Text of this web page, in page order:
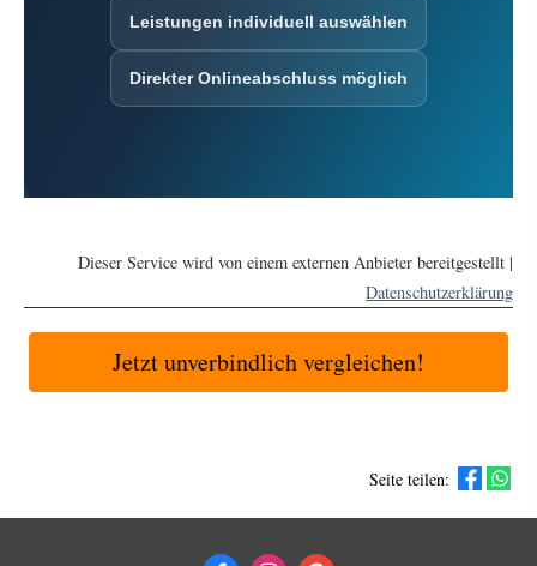
Leistungen individuell auswählen
Direkter Onlineabschluss möglich
Dieser Service wird von einem externen Anbieter bereitgestellt |
Datenschutzerklärung
Jetzt unverbindlich vergleichen!
Seite teilen: